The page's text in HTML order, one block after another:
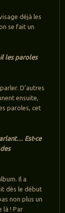
déjà les
se fait un
il les paroles
D’autres
ensuite,
paroles, cet
Est-ce
Il a
dès le début
non plus un
là ! Par